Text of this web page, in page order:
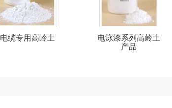
电缆专用高岭土
电泳漆系列高岭土
产品